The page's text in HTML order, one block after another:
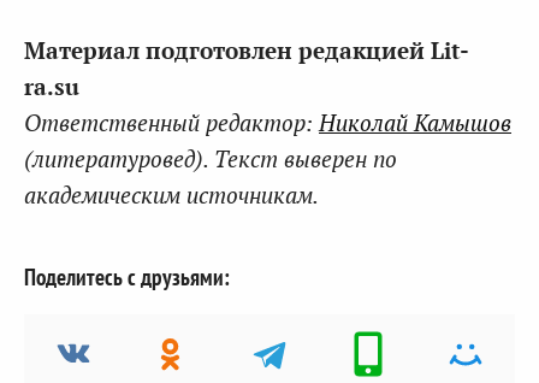
Материал подготовлен редакцией Lit-
ra.su
Ответственный редактор:Николай Камышов
(литературовед). Текст выверен по
академическим источникам.
Поделитесь с друзьями: